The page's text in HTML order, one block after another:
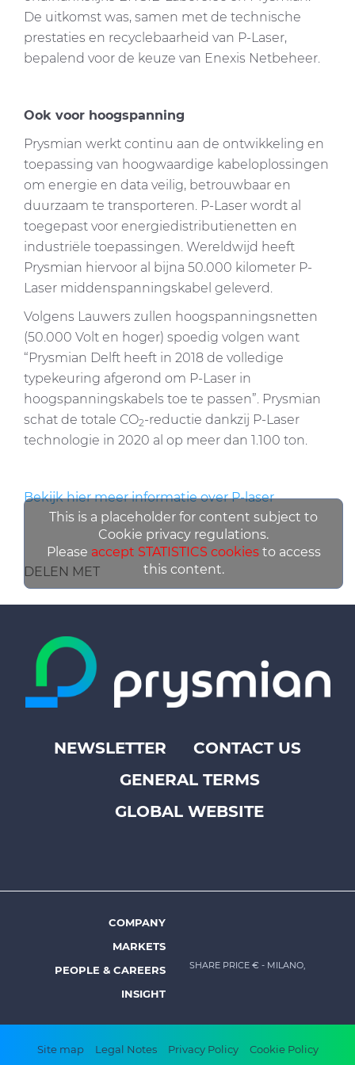
De uitkomst was, samen met de technische
prestaties en recyclebaarheid van P-Laser,
bepalend voor de keuze van Enexis Netbeheer.
Ook voor hoogspanning
Prysmian werkt continu aan de ontwikkeling en
toepassing van hoogwaardige kabeloplossingen
om energie en data veilig, betrouwbaar en
duurzaam te transporteren. P-Laser wordt al
toegepast voor energiedistributienetten en
industriële toepassingen. Wereldwijd heeft
Prysmian hiervoor al bijna 50.000 kilometer P-
Laser middenspanningskabel geleverd.
Volgens Lauwers zullen hoogspanningsnetten
(50.000 Volt en hoger) spoedig volgen want
“Prysmian Delft heeft in 2018 de volledige
typekeuring afgerond om P-Laser in
hoogspanningskabels toe te passen”. Prysmian
schat de totale CO2-reductie dankzij P-Laser
technologie in 2020 al op meer dan 1.100 ton.
Bekijk hier meer informatie over P-laser
DELEN MET
This is a placeholder for content subject to
Cookie privacy regulations.
Please accept STATISTICS cookiesto access
this content.
Footer
NEWSLETTER
CONTACT US
GENERAL TERMS
GLOBAL WEBSITE
Footer
menu
COMPANY
MARKETS
PEOPLE & CAREERS
INSIGHT
SHARE PRICE € - MILANO,
Footer
Site map Legal Notes Privacy Policy Cookie Policy